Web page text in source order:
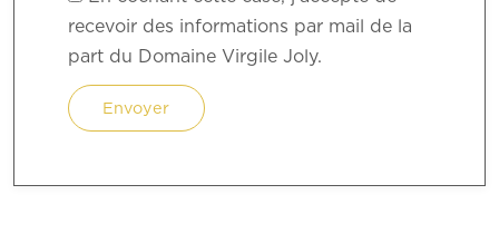
recevoir des informations par mail de la
part du Domaine Virgile Joly.